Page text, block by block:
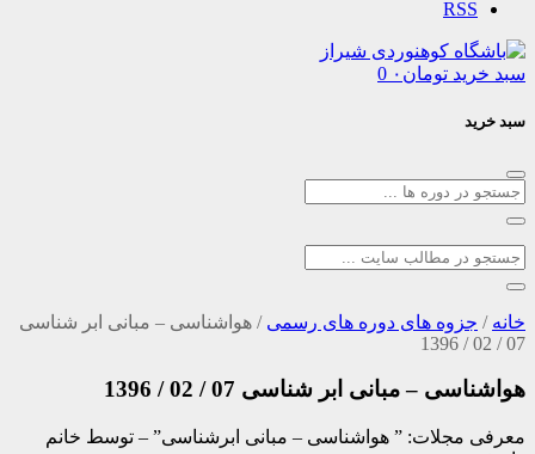
تومان۰ 0
های دوره های رسمی/ هواشناسی – مبانی ابر شناسی
– مبانی ابر شناسی 07 / 02 / 1396
” هواشناسی – مبانی ابرشناسی” – توسط خانم